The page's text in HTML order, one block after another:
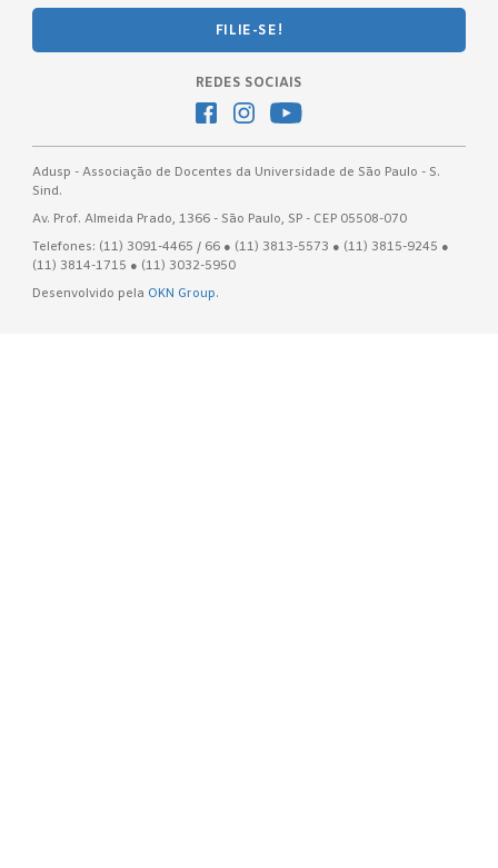
FILIE-SE!
REDES SOCIAIS
Adusp - Associação de Docentes da Universidade de São Paulo - S.
Sind.
Av. Prof. Almeida Prado, 1366 - São Paulo, SP - CEP 05508-070
Telefones: (11) 3091-4465 / 66 ● (11) 3813-5573 ● (11) 3815-9245 ●
(11) 3814-1715 ● (11) 3032-5950
Desenvolvido pela OKN Group.